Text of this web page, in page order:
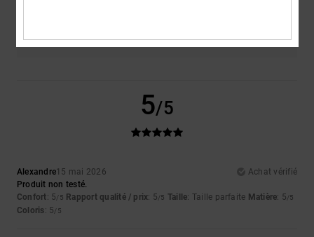
5/5
Alexandre15 mai 2026
Achat vérifié
Produit non testé.
Confort: 5/5 Rapport qualité / prix: 5/5 Taille: Taille parfaite Matière: 5/5
Coloris: 5/5